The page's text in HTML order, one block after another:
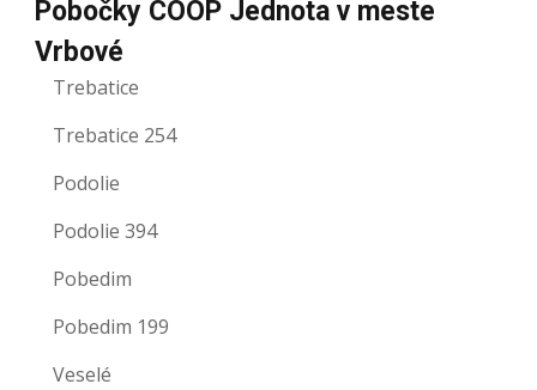
Pobočky COOP Jednota v meste
Vrbové
Trebatice
Trebatice 254
Podolie
Podolie 394
Pobedim
Pobedim 199
Veselé